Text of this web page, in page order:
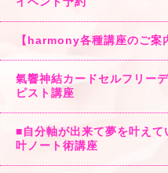
【harmony各種講座のご案
氣響神結カードセルフリー
ピスト講座
■自分軸が出来て夢を叶え
叶ノート術講座